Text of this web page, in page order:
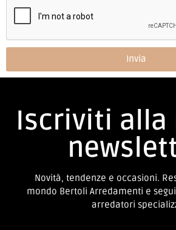
Invia
Iscriviti alla
Novità, tendenze e occasioni.
mondo Bertoli Arredamenti e
arredatori